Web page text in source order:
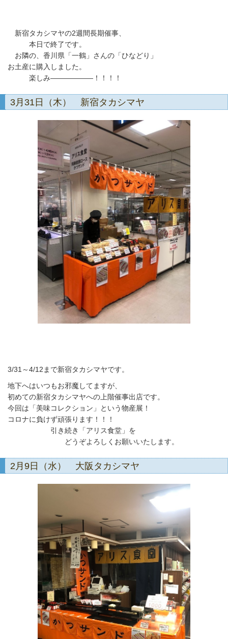
新宿タカシマヤの2週間長期催事、
本日で終了です。
お隣の、香川県「一鶴」さんの「ひなどり」
お土産に購入しました。
楽しみ――――――！！！！
3月31日（木） 新宿タカシマヤ
3/31～4/12まで新宿タカシマヤです。
地下へはいつもお邪魔してますが、
初めての新宿タカシマヤへの上階催事出店です。
今回は「美味コレクション」という物産展！
コロナに負けず頑張ります！！！
引き続き「アリス食堂」を
どうぞよろしくお願いいたします。
2月9日（水） 大阪タカシマヤ